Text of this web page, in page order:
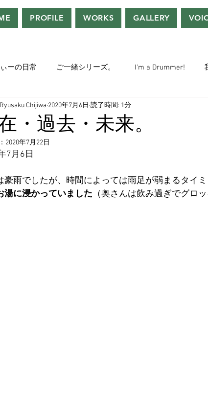
PROFILE WORKS GALLERY
ーの日常 ご一緒シリーズ。 I'm a Drummer!
として。 ちぢぃー的VOWネタ。
！ 「ウルトラ」の世界。
タツロー・マニア一年生。 ぬこ日記。
・過去・未来。
Ryusaku Chijiwa 2020年7月6日 読了時間: 1分
2020年7月22日
7月6日
豪雨でしたが、時間によっては雨足が弱まるタイ
湯に浸かっていました （奥さんは飲み過ぎでグロ